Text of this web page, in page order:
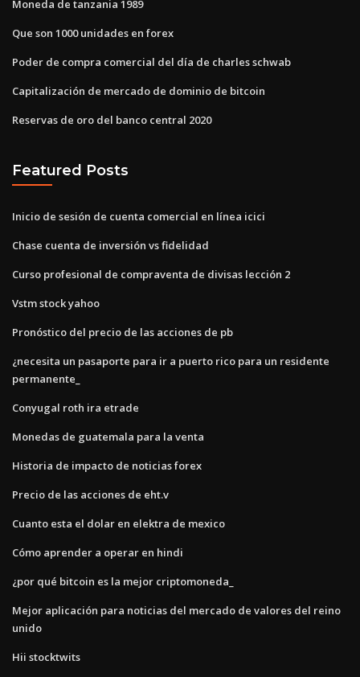
Moneda de tanzania 1989
Que son 1000 unidades en forex
Poder de compra comercial del día de charles schwab
Capitalización de mercado de dominio de bitcoin
Reservas de oro del banco central 2020
Featured Posts
Inicio de sesión de cuenta comercial en línea icici
Chase cuenta de inversión vs fidelidad
Curso profesional de compraventa de divisas lección 2
Vstm stock yahoo
Pronóstico del precio de las acciones de pb
¿necesita un pasaporte para ir a puerto rico para un residente
permanente_
Conyugal roth ira etrade
Monedas de guatemala para la venta
Historia de impacto de noticias forex
Precio de las acciones de eht.v
Cuanto esta el dolar en elektra de mexico
Cómo aprender a operar en hindi
¿por qué bitcoin es la mejor criptomoneda_
Mejor aplicación para noticias del mercado de valores del reino
unido
Hii stocktwits